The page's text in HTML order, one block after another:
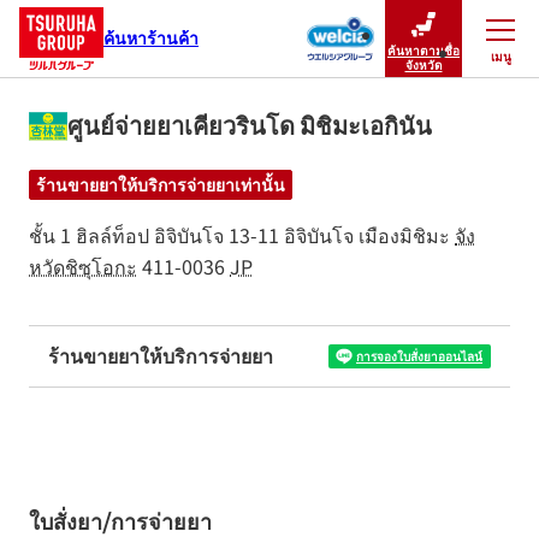
ค้นหาร้านค้า
ค้นหาตามชื่อ
จังหวัด
เมนู
ปิดเมนู
ศูนย์จ่ายยาเคียวรินโด มิชิมะเอกินัน
ร้านขายยาให้บริการจ่ายยาเท่านั้น
ชั้น 1 ฮิลล์ท็อป อิจิบันโจ 13-11 อิจิบันโจ เมืองมิชิมะ จัง
หวัดชิซุโอกะ 411-0036JP
ร้านขายยาให้บริการจ่ายยา การจองใบสั่งยาออนไลน์
ใบสั่งยา/การจ่ายยา